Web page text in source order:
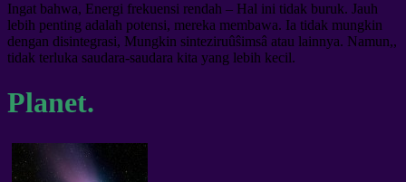
Ingat bahwa, Energi frekuensi rendah – Hal ini tidak buruk. Jauh
lebih penting adalah potensi, mereka membawa. Ia tidak mungkin
dengan disintegrasi, Mungkin sinteziruûŝimsâ atau lainnya. Namun,,
tidak terluka saudara-saudara kita yang lebih kecil.
Planet.